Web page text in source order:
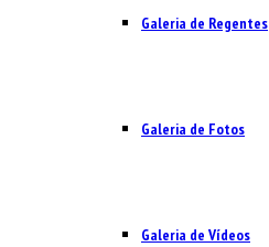
Galeria de Regentes
Galeria de Fotos
Galeria de Vídeos